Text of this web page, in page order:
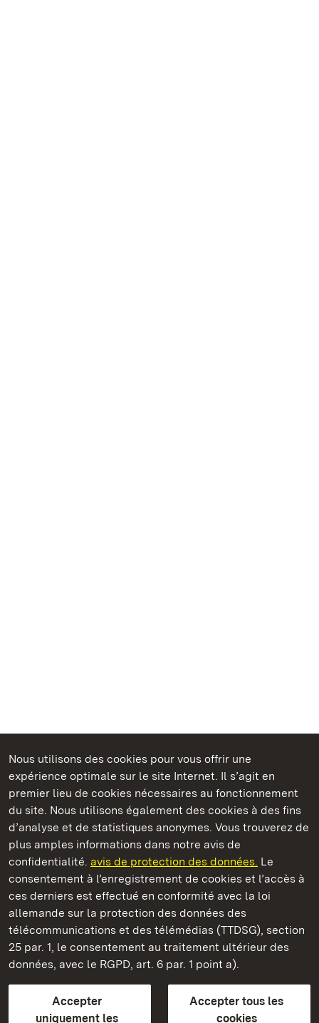
Nous utilisons des cookies pour vous offrir une
expérience optimale sur le site Internet. Il s’agit en
premier lieu de cookies nécessaires au fonctionnement
du site. Nous utilisons également des cookies à des fins
d’analyse et de statistiques anonymes. Vous trouverez de
plus amples informations dans notre avis de
confidentialité. avis de protection des données. Le
consentement à l’enregistrement de cookies et l’accès à
ces derniers est effectué en conformité avec la loi
allemande sur la protection des données des
télécommunications et des télémédias (TTDSG), section
25 par. 1, le consentement au traitement ultérieur des
données, avec le RGPD, art. 6 par. 1 point a).
Accepter
uniquement les
Accepter tous les
cookies
Châteaux et jardins publics du Bade-Wurtemberg
Nouveau Château de Tettnang
Châteaux et jardins publics du Bade-Wurtemberg
FAQ et réponsesMentions légalesProtection des données
Explications sur l’accessibilité
BITV-konform (geprüfte Seiten)
plus loin